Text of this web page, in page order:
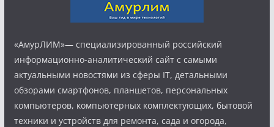
«АмурЛИМ»— специализированный российский
информационно-аналитический сайт с самыми
актуальными новостями из сферы IT, детальными
обзорами смартфонов, планшетов, персональных
компьютеров, компьютерных комплектующих, бытовой
техники и устройств для ремонта, сада и огорода,